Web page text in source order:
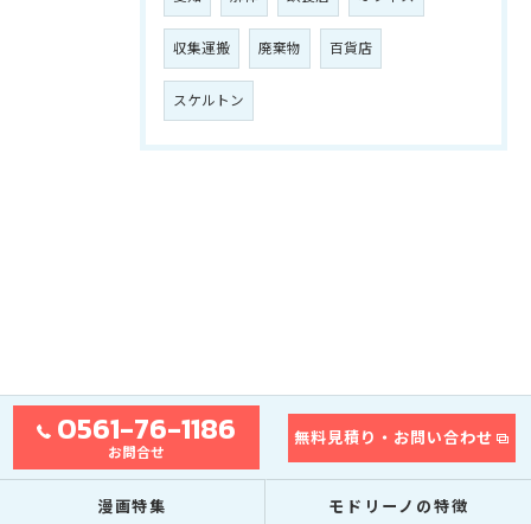
収集運搬 廃棄物 百貨店
スケルトン
0561-76-1186
お問合せ
無料見積り・お問い合わせ
漫画特集 モドリーノの特徴